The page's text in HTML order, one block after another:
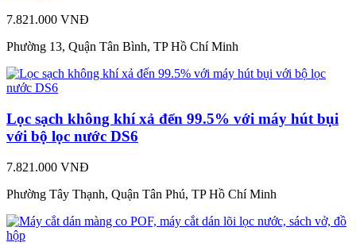
7.821.000 VNĐ
Phường 13, Quận Tân Bình, TP Hồ Chí Minh
Lọc sạch không khí xả đến 99.5% với máy hút bụi
với bộ lọc nước DS6
7.821.000 VNĐ
Phường Tây Thạnh, Quận Tân Phú, TP Hồ Chí Minh